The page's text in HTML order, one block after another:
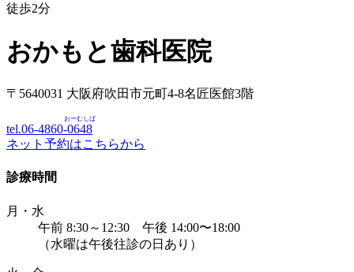
徒歩2分
おかもと歯科医院
〒5640031 大阪府吹田市元町4-8名匠医館3階
tel.06-4860-0648
おーむしば
ネット予約はこちらから
診療時間
月・水
午前 8:30～12:30 午後 14:00〜18:00
（水曜は午後往診の日あり）